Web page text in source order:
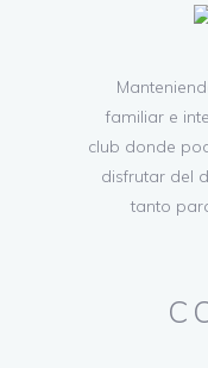
familiar e
club donde
disfrutar del
tanto